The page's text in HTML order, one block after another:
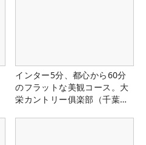
インター5分、都心から60分
のフラットな美観コース。大
栄カントリー俱楽部（千葉